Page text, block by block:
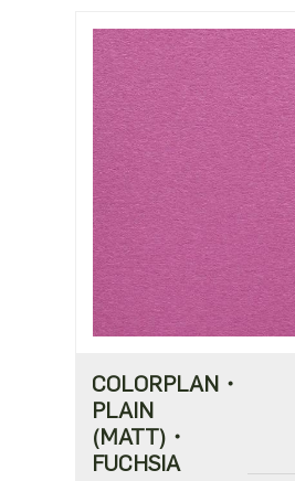
COLORPLAN・
PLAIN
(MATT)・
FUCHSIA